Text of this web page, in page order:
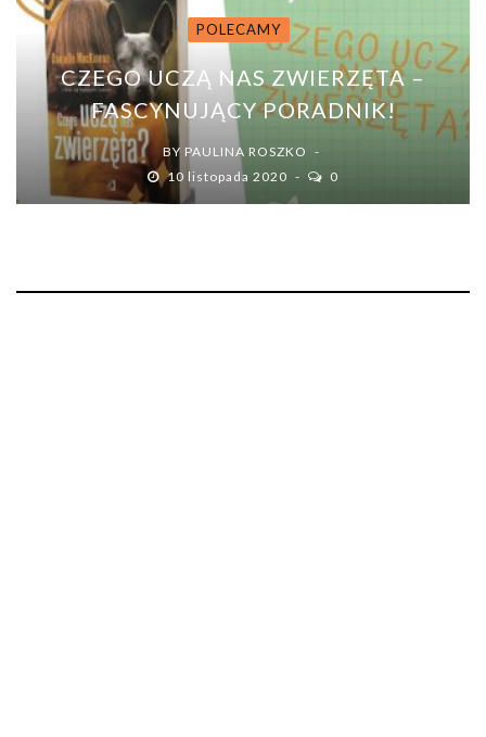
POLECAMY
CZEGO UCZĄ NAS ZWIERZĘTA –
FASCYNUJĄCY PORADNIK!
BY PAULINA ROSZKO
10 listopada 2020
0